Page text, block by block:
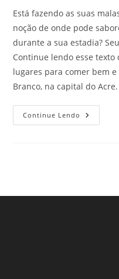
Está fazendo as suas
noção de onde pode
durante a sua estadia?
Continue lendo esse
lugares para comer bem
Branco, na capital do Acre.
Continue Lendo
Em